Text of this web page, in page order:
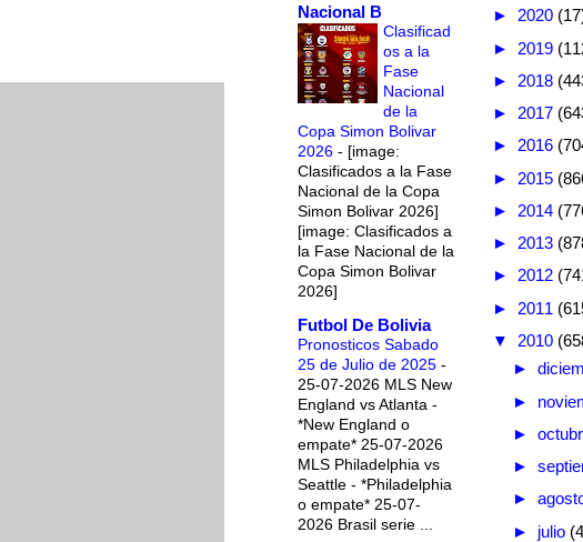
Nacional B
Clasificad
os a la
Fase
Nacional
de la
Copa Simon Bolivar
2026 - [image:
Clasificados a la Fase
Nacional de la Copa
Simon Bolivar 2026]
[image: Clasificados a
la Fase Nacional de la
Copa Simon Bolivar
2026]
Futbol De Bolivia
Pronosticos Sabado
25 de Julio de 2025 -
25-07-2026 MLS New
England vs Atlanta -
*New England o
empate* 25-07-2026
MLS Philadelphia vs
Seattle - *Philadelphia
o empate* 25-07-
2026 Brasil serie ...
► 2020
► 2019
► 2018
► 2017
► 2016
► 2015
► 2014
► 2013
► 2012
► 2011
▼ 2010
►
►
►
►
►
► julio